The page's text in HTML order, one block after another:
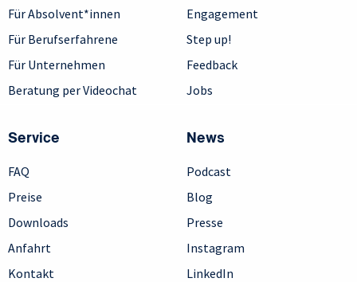
Für Absolvent*innen
Für Berufserfahrene
Für Unternehmen
Beratung per Videochat
Engagement
Step up!
Feedback
Jobs
Service
FAQ
Preise
Downloads
Anfahrt
Kontakt
News
Podcast
Blog
Presse
Instagram
LinkedIn